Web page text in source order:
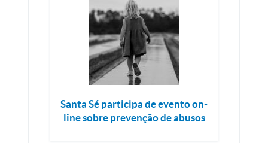
Santa Sé participa de evento on-
line sobre prevenção de abusos